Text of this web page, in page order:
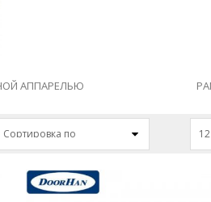
АППАРЕЛЬЮ
Сортировка по